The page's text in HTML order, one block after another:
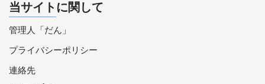
当サイトに関して
管理人「だん」
プライバシーポリシー
連絡先